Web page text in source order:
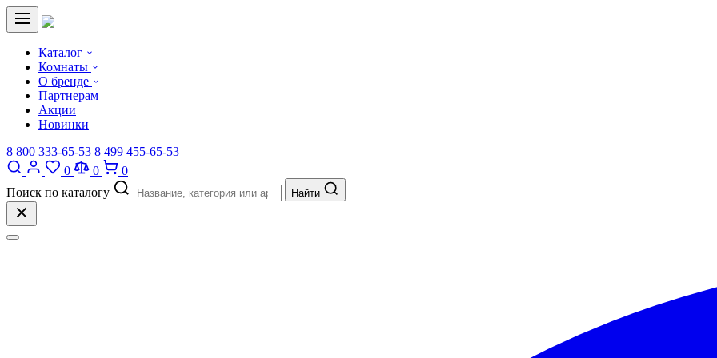
Каталог
Комнаты
О бренде
Партнерам
Акции
Новинки
8 800 333-65-53 8 499 455-65-53
0
0
0
Поиск по каталогу
Найти